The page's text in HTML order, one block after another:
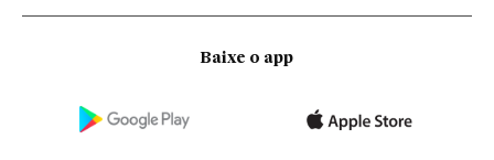
Baixe o app